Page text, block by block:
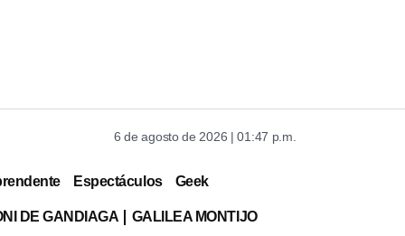
6 de agosto de 2026 | 01:47 p.m.
Espectáculos Geek
DE GANDIAGA GALILEA MONTIJO